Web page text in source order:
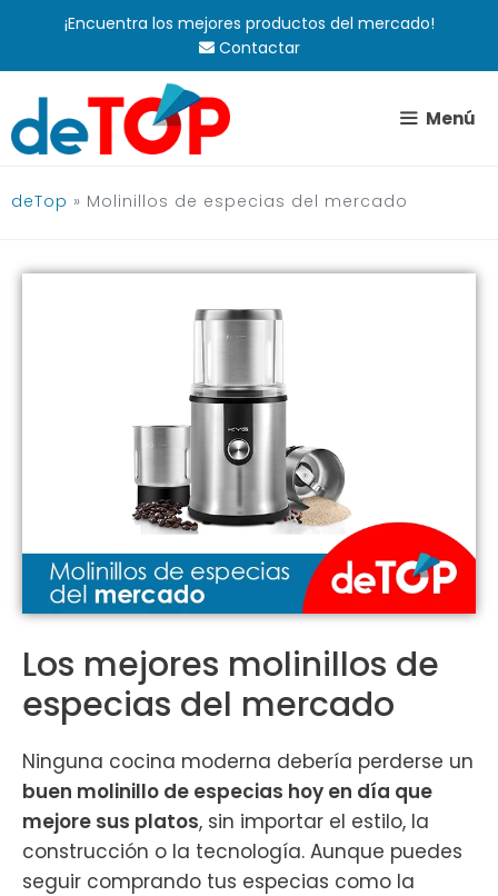
contenido
¡Encuentra los mejores productos del mercado!
Contactar
Menú
deTop » Molinillos de especias del mercado
Los mejores molinillos de
especias del mercado
Ninguna cocina moderna debería perderse un
buen molinillo de especias hoy en día que
mejore sus platos, sin importar el estilo, la
construcción o la tecnología. Aunque puedes
seguir comprando tus especias como la